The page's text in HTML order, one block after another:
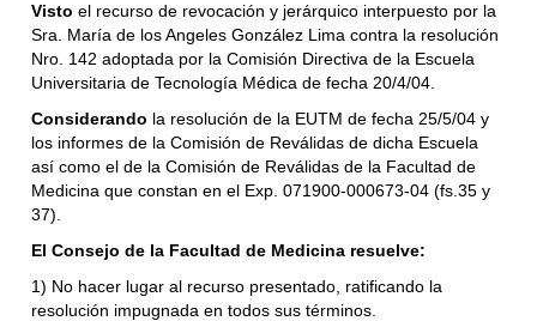
Visto el recurso de revocación y jerárquico interpuesto por la
Sra. María de los Angeles González Lima contra la resolución
Nro. 142 adoptada por la Comisión Directiva de la Escuela
Universitaria de Tecnología Médica de fecha 20/4/04.
Considerando la resolución de la EUTM de fecha 25/5/04 y
los informes de la Comisión de Reválidas de dicha Escuela
así como el de la Comisión de Reválidas de la Facultad de
Medicina que constan en el Exp. 071900-000673-04 (fs.35 y
37).
El Consejo de la Facultad de Medicina resuelve:
1) No hacer lugar al recurso presentado, ratificando la
resolución impugnada en todos sus términos.